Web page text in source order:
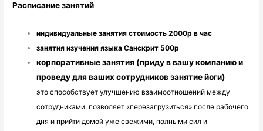
Расписание занятий
индивидуальные занятия стоимость 2000р в час
занятия изучения языка Санскрит 500р
корпоративные занятия (приду в вашу компанию и
проведу для ваших сотрудников занятие йоги)
это способствует улучшению взаимоотношений между
сотрудниками, позволяет «перезагрузиться» после рабочего
дня и прийти домой уже свежими, полными сил и